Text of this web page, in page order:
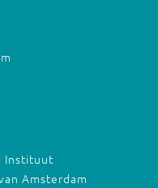
Instituut
Amsterdam